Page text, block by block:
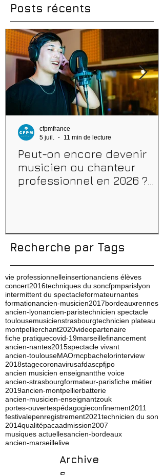
Posts récents
Peut-on encore devenir
musicien ou chanteur
professionnel en 2026 ?
cfpmfrance
5 juil.
11 min de lecture
Recherche par Tags
vie professionnelleinsertionanciens élèves
concert2016techniques du soncfpmparislyon
intermittent du spectacleformateurnantes
formationancien-musicien2017bordeauxrennes
ancien-lyonancien-paristechnicien spectacle
toulousemusicienstrasbourgtechnicien plateau
montpellierchant2020videopartenaire
fiche pratiquecovid-19marseillefinancement
ancien-nantes2015spectacle vivant
ancien-toulouseMAOrncpbachelorinterview
2018stagecoronavirusafdascpfjpo
ancien musicien enseignantthe voice
ancien-strasbourgformateur-parisfiche métier
2019ancien-montpellierbatterie
ancien-musicien-enseignantzouk
portes-ouvertespédagogieconfinement2011
festivalepenregistrement2021technicien du son
2014qualitépacaadmission2007
musiques actuellesancien-bordeaux
ancien-marseillelive
Archive